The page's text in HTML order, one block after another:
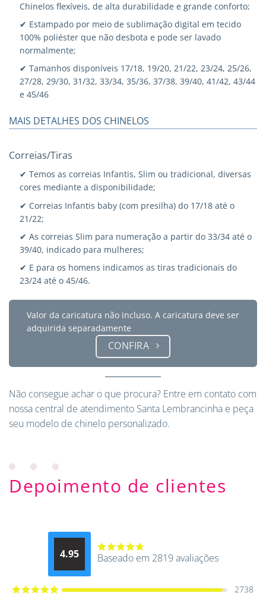
Chinelos flexíveis, de alta durabilidade e grande conforto;
✔ Estampado por meio de sublimação digital em tecido
100% poliéster que não desbota e pode ser lavado
normalmente;
✔ Tamanhos disponíveis 17/18, 19/20, 21/22, 23/24, 25/26,
27/28, 29/30, 31/32, 33/34, 35/36, 37/38, 39/40, 41/42, 43/44
e 45/46
MAIS DETALHES DOS CHINELOS
Correias/Tiras
✔ Temos as correias Infantis, Slim ou tradicional, diversas
cores mediante a disponibilidade;
✔ Correias Infantis baby (com presilha) do 17/18 até o
21/22;
✔ As correias Slim para numeração a partir do 33/34 até o
39/40, indicado para mulheres;
✔ E para os homens indicamos as tiras tradicionais do
23/24 até o 45/46.
Valor da caricatura não incluso. A caricatura deve ser
adquirida separadamente
CONFIRA
Não consegue achar o que procura? Entre em contato com
nossa central de atendimento Santa Lembrancinha e peça
seu modelo de chinelo personalizado.
Depoimento de clientes
4.95
Avaliação
Baseado em 2819 avaliações
2738